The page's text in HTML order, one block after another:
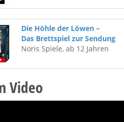
Die Höhle der Löwen –
Das Brettspiel zur Sendung
Noris Spiele, ab 12 Jahren
Video